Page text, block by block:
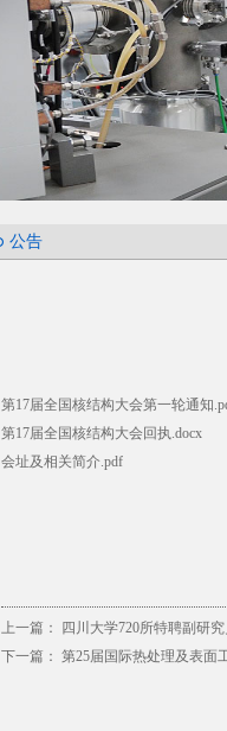
公告
第17届全国核结构大会第一轮通知
第17届全国核结构大会回执.docx
会址及相关简介.pdf
上一篇：
四川大学720所特聘副研
下一篇： 第25届国际热处理及表面